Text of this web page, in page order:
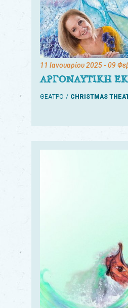
11 Ιανουαρίου 2025- 09
ΑΡΓΟΝΑΥΤΙΚΗ
ΘΕΑΤΡΟ CHRISTMAS